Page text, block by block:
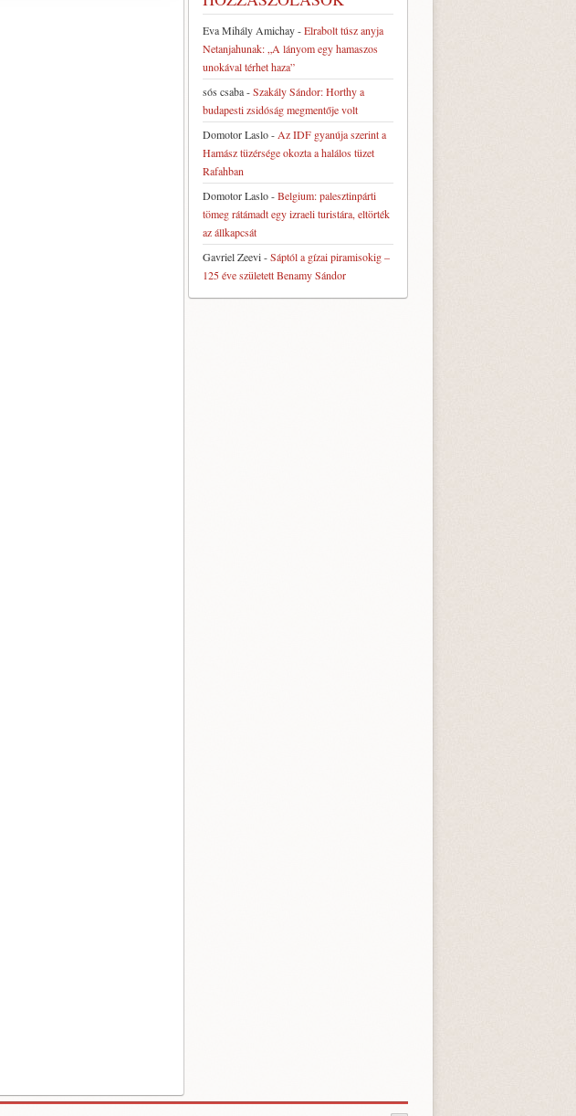
Eva Mihály Amichay-Elrabolt túsz anyja
Netanjahunak: „A lányom egy hamaszos
unokával térhet haza”
sós csaba-Szakály Sándor: Horthy a
budapesti zsidóság megmentője volt
Domotor Laslo- Az IDF gyanúja szerint a
Hamász tüzérsége okozta a halálos tüzet
Rafahban
Domotor Laslo-Belgium: palesztinpárti
tömeg rátámadt egy izraeli turistára, eltörték
az állkapcsát
Gavriel Zeevi-Sáptól a gízai piramisokig –
125 éve született Benamy Sándor